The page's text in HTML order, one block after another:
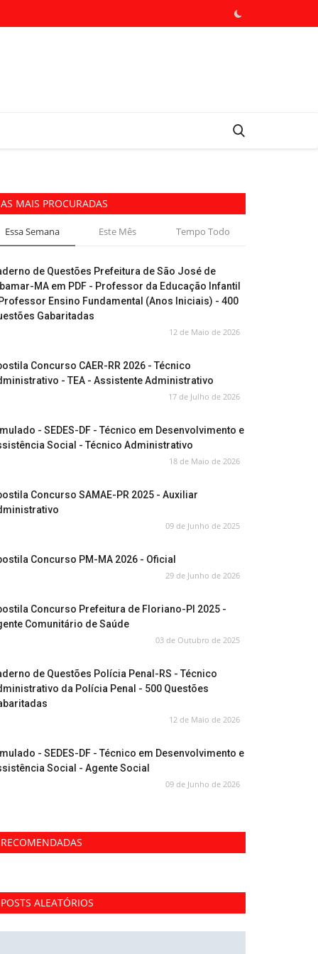
AS MAIS PROCURADAS
Essa Semana Este Mês Tempo Todo
de Questões Prefeitura de São José de
MA em PDF - Professor da Educação Infantil
Ensino Fundamental (Anos Iniciais) - 400
Gabaritadas
12 de Maio de 2026
Concurso CAER-RR 2026 - Técnico
- TEA - Assistente Administrativo
17 de Julho de 2026
- SEDES-DF - Técnico em Desenvolvimento e
Social - Técnico Administrativo
18 de Maio de 2026
Concurso SAMAE-PR 2025 - Auxiliar
09 de Junho de 2025
Concurso PM-MA 2026 - Oficial
29 de Junho de 2026
Concurso Prefeitura de Floriano-PI 2025 -
Comunitário de Saúde
03 de Outubro de 2025
de Questões Polícia Penal-RS - Técnico
da Polícia Penal - 500 Questões
12 de Maio de 2026
- SEDES-DF - Técnico em Desenvolvimento e
Social - Agente Social
09 de Junho de 2026
RECOMENDADAS
POSTS ALEATÓRIOS